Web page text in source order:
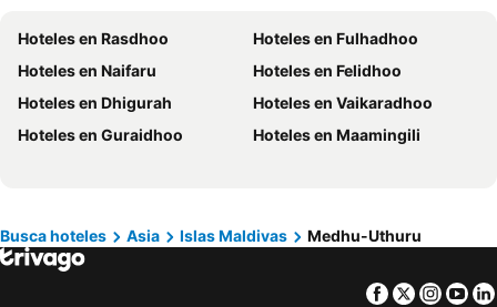
Hoteles en Italia
Hoteles en Nueva Jersey
Hoteles en San Cristóbal
Hoteles en Isla de Santorini
Hoteles en Rasdhoo
Hoteles en Fulhadhoo
Hoteles en Naifaru
Hoteles en Felidhoo
Hoteles en Dhigurah
Hoteles en Vaikaradhoo
Hoteles en Guraidhoo
Hoteles en Maamingili
Busca hoteles Asia Islas Maldivas Medhu-Uthuru
Facebook
Twitter